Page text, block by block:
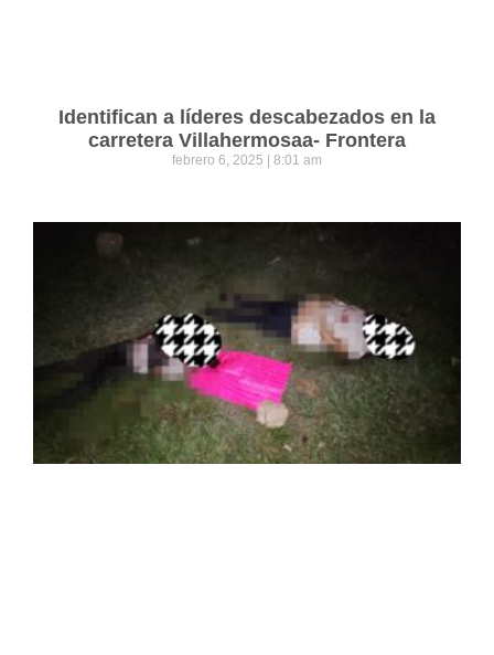
Identifican a líderes descabezados en la
carretera Villahermosaa- Frontera
febrero 6, 2025 8:01 am